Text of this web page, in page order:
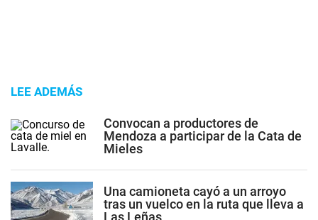
LEE ADEMÁS
Convocan a productores de
Mendoza a participar de la Cata de
Mieles
Una camioneta cayó a un arroyo
tras un vuelco en la ruta que lleva a
Las Leñas